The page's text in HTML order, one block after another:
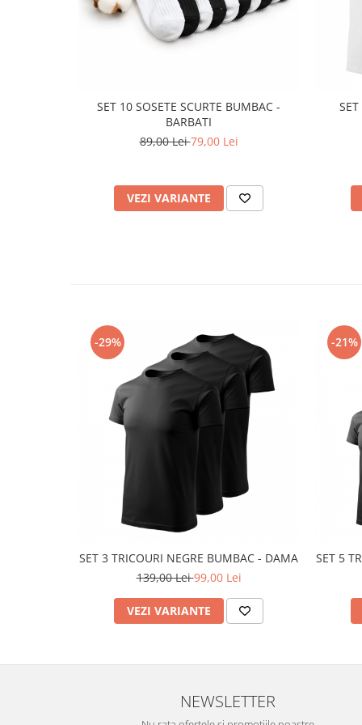
SET 10 SOSETE SCURTE BUMBAC -
BARBATI
89,00 Lei79,00 Lei
VEZI VARIANTE
-29%
SET 3 TRICOURI NEGRE BUMBAC - DAMA
139,00 Lei99,00 Lei
VEZI VARIANTE
-21%
SET 5
NEWSLETTER